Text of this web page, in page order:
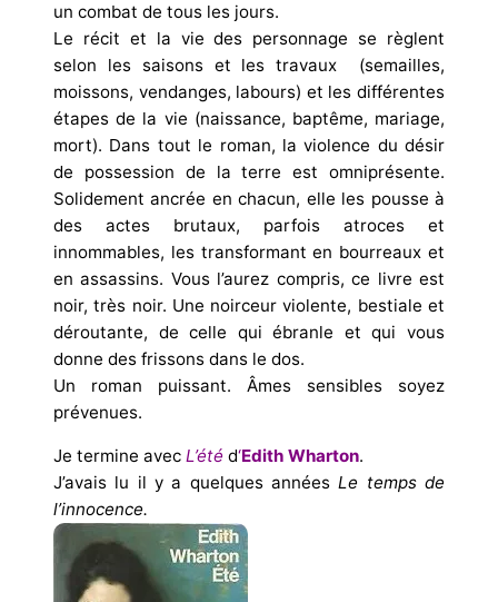
un combat de tous les jours.
Le récit et la vie des personnage se règlent
selon les saisons et les travaux (semailles,
moissons, vendanges, labours) et les différentes
étapes de la vie (naissance, baptême, mariage,
mort). Dans tout le roman, la violence du désir
de possession de la terre est omniprésente.
Solidement ancrée en chacun, elle les pousse à
des actes brutaux, parfois atroces et
innommables, les transformant en bourreaux et
en assassins. Vous l’aurez compris, ce livre est
noir, très noir. Une noirceur violente, bestiale et
déroutante, de celle qui ébranle et qui vous
donne des frissons dans le dos.
Un roman puissant. Âmes sensibles soyez
prévenues.
Je termine avec L’été d‘Edith Wharton.
J’avais lu il y a quelques annéesLe temps de
l’innocence.